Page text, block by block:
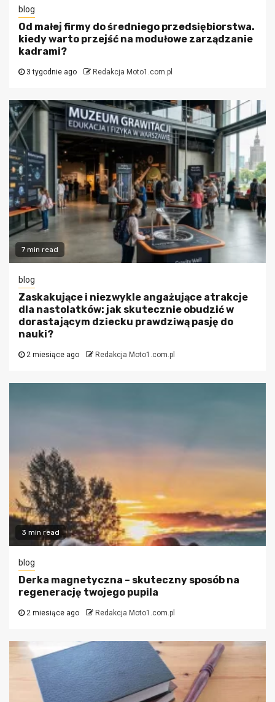
blog
Od małej firmy do średniego przedsiębiorstwa.
kiedy warto przejść na modułowe zarządzanie
kadrami?
3 tygodnie ago Redakcja Moto1.com.pl
7 min read
blog
Zaskakujące i niezwykle angażujące atrakcje
dla nastolatków: jak skutecznie obudzić w
dorastającym dziecku prawdziwą pasję do
nauki?
2 miesiące ago Redakcja Moto1.com.pl
3 min read
blog
Derka magnetyczna – skuteczny sposób na
regenerację twojego pupila
2 miesiące ago Redakcja Moto1.com.pl